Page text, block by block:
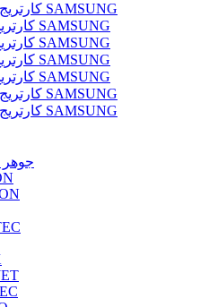
کارتریج 2010 SAMSUNG
کارتریج 103 SAMSUNG
کارتریج 117 SAMSUNG
کارتریج 111 SAMSUNG
کارتریج 116 SAMSUNG
کارتریج 2850 SAMSUNG
کارتریج 4216 SAMSUNG
جوهر